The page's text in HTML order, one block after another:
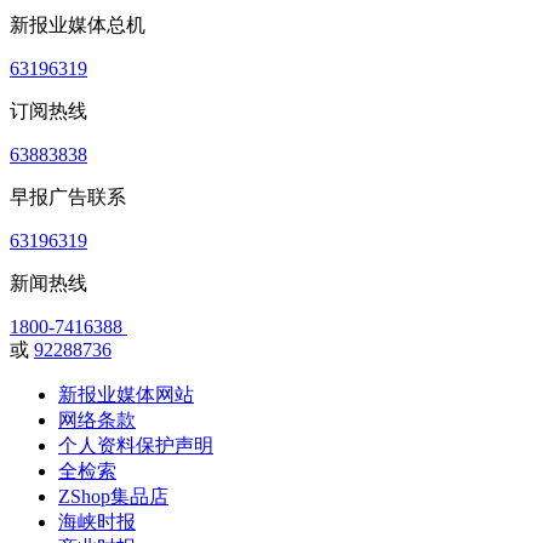
新报业媒体总机
63196319
订阅热线
63883838
早报广告联系
63196319
新闻热线
1800-7416388
或 92288736
新报业媒体网站
网络条款
个人资料保护声明
全检索
ZShop集品店
海峡时报